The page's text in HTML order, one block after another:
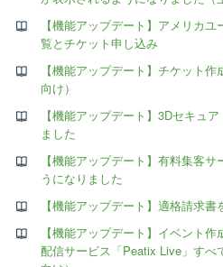
【機能アップデート】アメリカ
覧とチケット申し込み
【機能アップデート】チケット
向け）
【機能アップデート】3Dセキュ
ました
【機能アップデート】有料集客
うになりました
【機能アップデート】適格請求
【機能アップデート】イベント
配信サービス「Peatix Live」すべ